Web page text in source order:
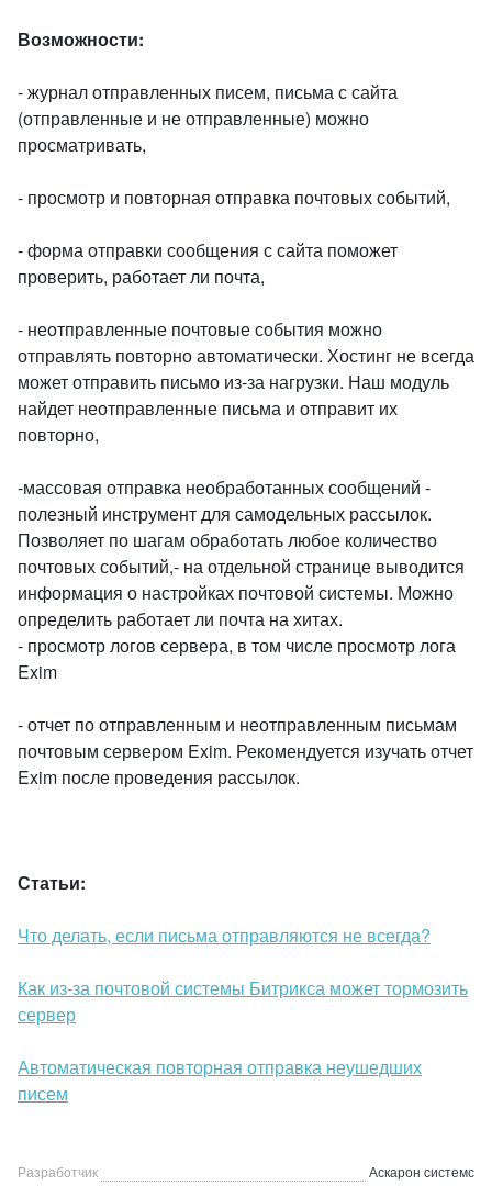
Возможности:
- журнал отправленных писем, письма с сайта
(отправленные и не отправленные) можно
просматривать,
- просмотр и повторная отправка почтовых событий,
- форма отправки сообщения с сайта поможет
проверить, работает ли почта,
- неотправленные почтовые события можно
отправлять повторно автоматически. Хостинг не всегда
может отправить письмо из-за нагрузки. Наш модуль
найдет неотправленные письма и отправит их
повторно,
-массовая отправка необработанных сообщений -
полезный инструмент для самодельных рассылок.
Позволяет по шагам обработать любое количество
почтовых событий,- на отдельной странице выводится
информация о настройках почтовой системы. Можно
определить работает ли почта на хитах.
- просмотр логов сервера, в том числе просмотр лога
Exim
- отчет по отправленным и неотправленным письмам
почтовым сервером Exim. Рекомендуется изучать отчет
Exim после проведения рассылок.
Статьи:
Что делать, если письма отправляются не всегда?
Как из-за почтовой системы Битрикса может тормозить
сервер
Автоматическая повторная отправка неушедших
писем
Разработчик Аскарон cистемс